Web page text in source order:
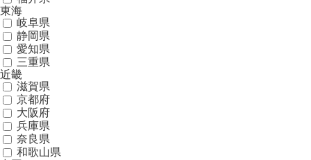
東海
岐阜県
静岡県
愛知県
三重県
近畿
滋賀県
京都府
大阪府
兵庫県
奈良県
和歌山県